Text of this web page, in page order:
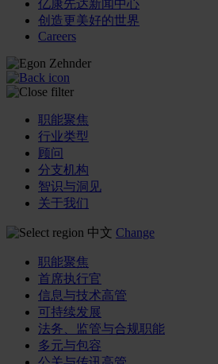
亿康先达新闻中心
创造更美好的世界
Careers
职能聚焦
行业类型
顾问
分支机构
智识与洞见
关于我们
中文 Change
职能聚焦
首席执行官
信息与技术高管
可持续发展
法务、监管与合规职能
多元与包容